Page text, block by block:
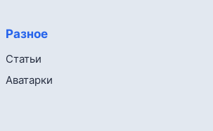
Разное
Статьи
Аватарки